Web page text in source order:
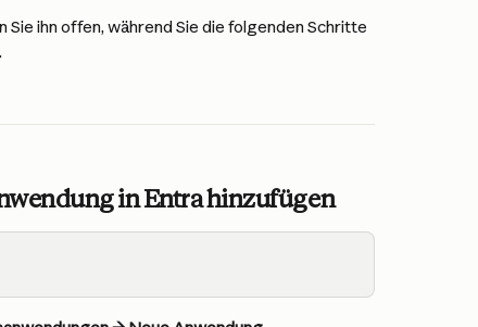
ihn offen, während Sie die folgenden Schritte
in Entra hinzufügen